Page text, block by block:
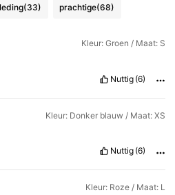
(33) prachtige(68)
Kleur: Groen / Maat: S
Nuttig (6)
Kleur: Donker blauw / Maat: XS
Nuttig (6)
Kleur: Roze / Maat: L